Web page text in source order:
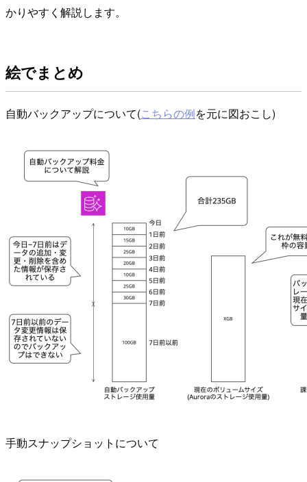
かりやすく解説します。
絵でまとめ
自動バックアップについて(こちらの例を元に図おこし)
手動スナップショットについて